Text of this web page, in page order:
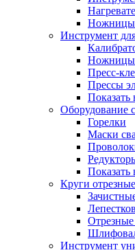
Ножницы
Инструмент
Ножницы
Пресс-
Прессы
Показать
Оборудование
Горелки
Маски
Показать
Круги
Отрезные
Инструмент